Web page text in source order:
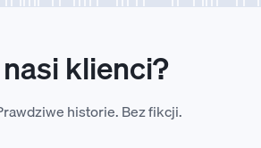
klienci?
historie. Bez fikcji.